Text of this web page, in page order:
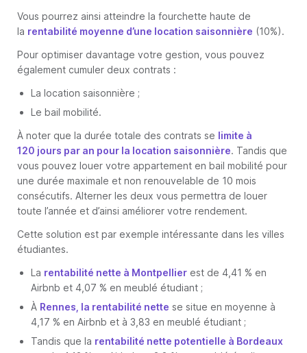
Vous pourrez ainsi atteindre la fourchette haute de
la rentabilité moyenne d’une location saisonnière (10%).
Pour optimiser davantage votre gestion, vous pouvez
également cumuler deux contrats :
La location saisonnière ;
Le bail mobilité.
À noter que la durée totale des contrats se limite à
120 jours par an pour la location saisonnière. Tandis que
vous pouvez louer votre appartement en bail mobilité pour
une durée maximale et non renouvelable de 10 mois
consécutifs. Alterner les deux vous permettra de louer
toute l’année et d’ainsi améliorer votre rendement.
Cette solution est par exemple intéressante dans les villes
étudiantes.
La rentabilité nette à Montpellier est de 4,41 % en
Airbnb et 4,07 % en meublé étudiant ;
À Rennes, la rentabilité nette se situe en moyenne à
4,17 % en Airbnb et à 3,83 en meublé étudiant ;
Tandis que la rentabilité nette potentielle à Bordeaux